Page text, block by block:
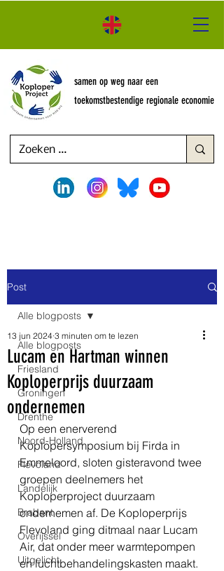
samen op weg naar een
toekomstbestendige regionale economie
Post
Alle blogposts
Friesland
Groningen
Drenthe
Noord-Holland
Flevoland
Landelijk
Brabant
Overijssel
Uitgelicht
Alle blogposts
Lucam en Hartman winnen
Koploperprijs duurzaam
ondernemen
13 jun 2024 3 minuten om te lezen
Op een enerverend
Koplopersymposium bij Firda in
Emmeloord, sloten gisteravond twee
groepen deelnemers het
Koploperproject duurzaam
ondernemen af. De Koploperprijs
Flevoland ging ditmaal naar Lucam
Air, dat onder meer warmtepompen
en luchtbehandelingskasten maakt.